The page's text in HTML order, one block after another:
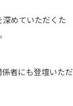
深めていただくた
者にも登壇いただ